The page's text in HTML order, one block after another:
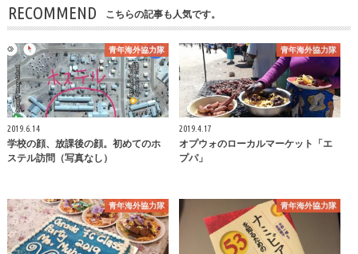
RECOMMEND こちらの記事も人気です。
青年海外協力隊
2019.6.14
学校の顔、放課後の顔。初めてのホ
ステル訪問（写真なし）
青年海外協力隊
2019.4.17
オプウォのローカルマーケット「エ
プパ」
青年海外協力隊 青年海外協力隊